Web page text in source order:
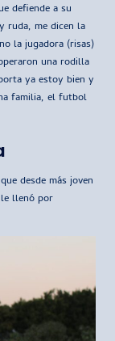
defiende a su
ruda, me dicen la
la jugadora (risas)
una rodilla
ya estoy bien y
familia, el futbol
desde más joven
llenó por